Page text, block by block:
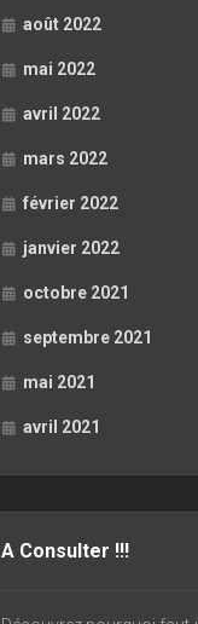
août 2022
mai 2022
avril 2022
mars 2022
février 2022
janvier 2022
octobre 2021
septembre 2021
mai 2021
avril 2021
A Consulter !!!